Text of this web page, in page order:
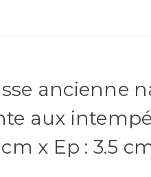
ancienne
aux
x Ep : 3.5